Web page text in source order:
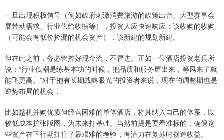
一旦出现积极信号（例如政府刺激消费旅游的政策出台、大型赛事会
展带动需求、行业供给收缩等），投资人应快速响应：该收购的收购
（可能会有低价捡漏的机会资产），该新建的规划新建。
但在此之前，务必管控好现金流，不冒进。正如一位酒店投资老兵所
说：“行业低潮是练基本功的时候，把品质和服务磨出来，等风来了就
能飞更高。”对于抱有长期战略眼光的投资者来说，现在的调整期也是
逆势布局的机会，
比如趁机并购优质但经营困难的单体酒店，将其纳入自己的体系，以
较低成本扩张版图，为未来打基础。当然前提是要看准标的，确保这
些资产在下行期扛住了最艰难的考验，有潜力在复苏时创造收益。